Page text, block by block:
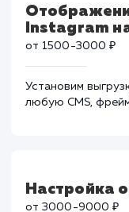
от 1500-3000 ₽
Поможем даже в
вирусы успели
Instagram
от 1500-3000 ₽